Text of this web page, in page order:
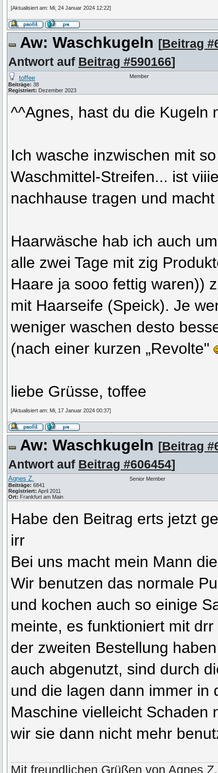
[Aktualisiert am: Mi, 24 Januar 2024 12:22]
Aw: Waschkugeln [Beitrag
Antwort auf Beitrag #590166]
toffee
Beiträge: 38
Registriert: Dezember 2023
Member
^^Agnes, hast du die Kugeln
Ich wasche inzwischen mit
Waschmittel-Streifen... ist
nachhause tragen und
Haarwäsche hab ich auch
alle zwei Tage mit zig
Haare ja sooo fettig waren))
mit Haarseife (Speick). Je
weniger waschen desto
(nach einer kurzen „Revolte"
liebe Grüsse, toffee
[Aktualisiert am: Mi, 17 Januar 2024 00:37]
Aw: Waschkugeln [Beitrag
Antwort auf Beitrag #606454]
Agnes Z.
Beiträge: 6841
Registriert: April 2011
Ort: Frankfurt am Main
Senior Member
Habe den Beitrag erts jetzt
irr
Bei uns macht mein Mann
Wir benutzen das normale
und kochen auch so einige
meinte, es funktioniert mit
der zweiten Bestellung
auch abgenutzt, sind durch
und die lagen dann immer in
Maschine vielleicht Schaden
wir sie dann nicht mehr
Mit freundlichen Grüßen von Agnes Z.